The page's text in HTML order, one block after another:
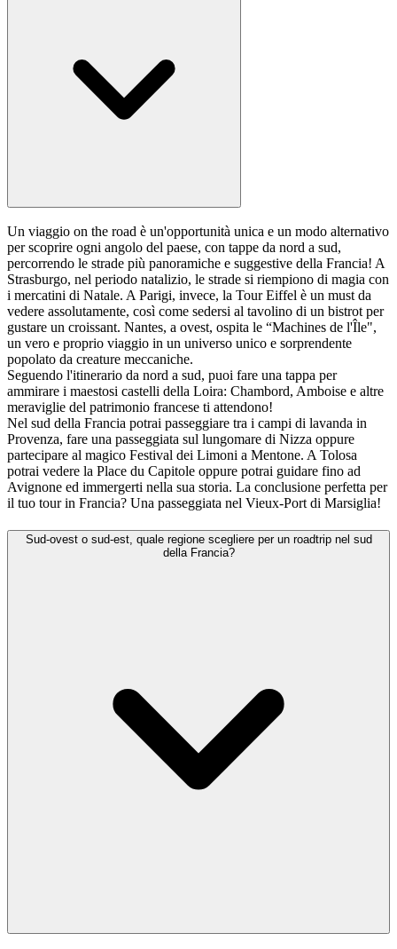
Un viaggio on the road è un'opportunità unica e un modo alternativo
per scoprire ogni angolo del paese, con tappe da nord a sud,
percorrendo le strade più panoramiche e suggestive della Francia! A
Strasburgo, nel periodo natalizio, le strade si riempiono di magia con
i mercatini di Natale. A Parigi, invece, la Tour Eiffel è un must da
vedere assolutamente, così come sedersi al tavolino di un bistrot per
gustare un croissant. Nantes, a ovest, ospita le “Machines de l'Île",
un vero e proprio viaggio in un universo unico e sorprendente
popolato da creature meccaniche.
Seguendo l'itinerario da nord a sud, puoi fare una tappa per
ammirare i maestosi castelli della Loira: Chambord, Amboise e altre
meraviglie del patrimonio francese ti attendono!
Nel sud della Francia potrai passeggiare tra i campi di lavanda in
Provenza, fare una passeggiata sul lungomare di Nizza oppure
partecipare al magico Festival dei Limoni a Mentone. A Tolosa
potrai vedere la Place du Capitole oppure potrai guidare fino ad
Avignone ed immergerti nella sua storia. La conclusione perfetta per
il tuo tour in Francia? Una passeggiata nel Vieux-Port di Marsiglia!
Sud-ovest o sud-est, quale regione scegliere per un roadtrip nel sud
della Francia?